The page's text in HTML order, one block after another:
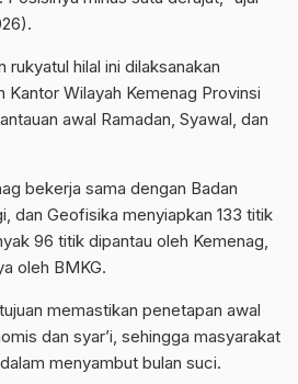
rukyatul hilal ini dilaksanakan
Kantor Wilayah Kemenag Provinsi
awal Ramadan, Syawal, dan
bekerja sama dengan Badan
dan Geofisika menyiapkan 133 titik
96 titik dipantau oleh Kemenag,
oleh BMKG.
memastikan penetapan awal
dan syar’i, sehingga masyarakat
menyambut bulan suci.